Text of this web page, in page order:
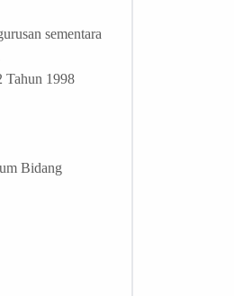
sementara
Tahun 1998
Bidang